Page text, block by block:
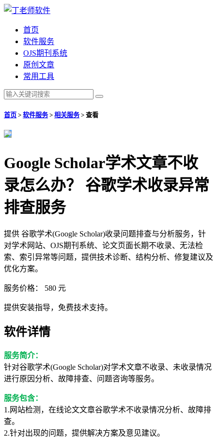
首页
软件服务
OJS期刊系统
原创文章
常用工具
首页 > 软件服务> 相关服务> 查看
Google Scholar学术文章不收
录怎么办？ 谷歌学术收录异常
排查服务
提供 谷歌学术(Google Scholar)收录问题排查与分析服务，针
对学术网站、OJS期刊系统、论文页面长期不收录、无法检
索、索引异常等问题，提供技术诊断、结构分析、修复建议及
优化方案。
服务价格： 580 元
提供安装指导，免费技术支持。
软件详情
服务简介：
针对谷歌学术(Google Scholar)对学术文章不收录、未收录情况
进行原因分析、故障排查、问题咨询等服务。
服务包含：
1.网站检测，在线论文文章谷歌学术不收录情况分析、故障排
查。
2.针对出现的问题，提供解决方案及意见建议。